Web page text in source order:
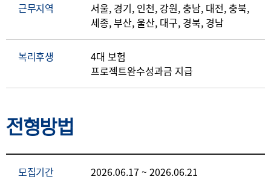
근무지역
서울, 경기, 인천, 강원, 충남, 대전, 충북,
세종, 부산, 울산, 대구, 경북, 경남
복리후생
4대 보험
프로젝트완수성과금 지급
전형방법
모집기간 2026.06.17 ~ 2026.06.21